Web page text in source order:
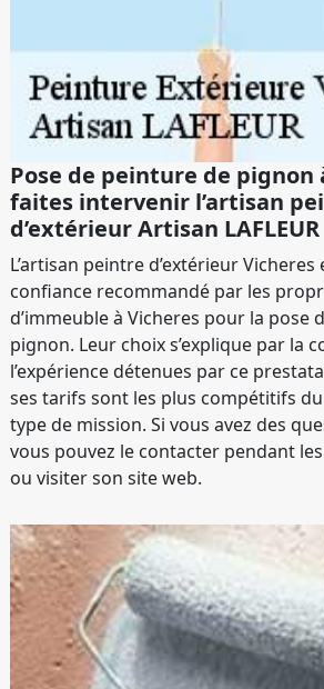
Pose de peinture de pignon
faites intervenir l’artisan
d’extérieur Artisan LAFLEUR
L’artisan peintre d’extérieur
confiance recommandé par les
d’immeuble à Vicheres pour la pose
pignon. Leur choix s’explique par la
l’expérience détenues par ce
ses tarifs sont les plus compétitifs
type de mission. Si vous avez des
vous pouvez le contacter pendant
ou visiter son site web.